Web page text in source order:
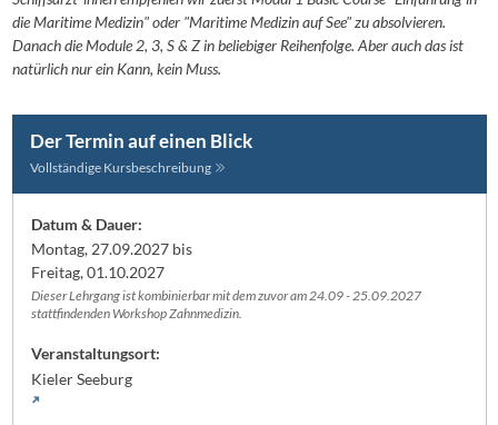
die Maritime Medizin" oder "Maritime Medizin auf See" zu absolvieren.
Danach die Module 2, 3, S & Z in beliebiger Reihenfolge. Aber auch das ist
natürlich nur ein Kann, kein Muss.
Der Termin auf einen Blick
Vollständige Kursbeschreibung
Datum & Dauer:
Montag, 27.09.2027 bis
Freitag, 01.10.2027
Dieser Lehrgang ist kombinierbar mit dem zuvor am 24.09 - 25.09.2027
stattfindenden Workshop Zahnmedizin.
Veranstaltungsort:
Kieler Seeburg